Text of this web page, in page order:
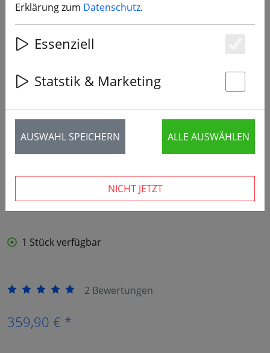
‹
1 Stück verfügbar
2 Bewertungen
359,90 € *
Erklärung zum Datenschutz.
Essenziell
Statstik & Marketing
AUSWAHL SPEICHERN ALLE AUSWÄHLEN
NICHT JETZT